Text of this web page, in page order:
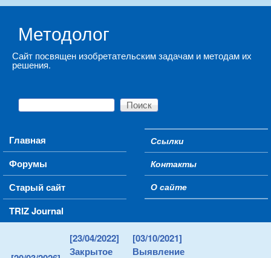
Методолог
Сайт посвящен изобретательским задачам и методам их
решения.
Форма поиска
Поиск
Main menu
Главная
Форумы
Старый сайт
TRIZ Journal
Secondary menu
Ссылки
Контакты
О сайте
[23/04/2022]
Закрытое
[03/10/2021]
Выявление